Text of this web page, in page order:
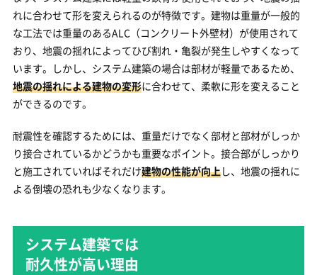
れに合わせて形を変えられるのが特徴です。建物は重量が一般的
な工法では重量のあるALC（コンクリート外壁材）が使用されて
おり、地震の揺れによってひび割れ・亀裂が発生しやすくなって
います。しかし、システム建築の場合は部材が軽量であるため、
地震の揺れによる建物の変形に合わせて、柔軟に形を変えること
ができるのです。
耐震性を確認するためには、重量だけでなく部材と部材がしっか
り接合されているかどうかも重要なポイント。接合部がしっかり
と施工されていればそれだけ建物の性能が向上し、地震の揺れに
よる倒壊の恐れも少なくなります。
システム建築では
耐久性が高い理由